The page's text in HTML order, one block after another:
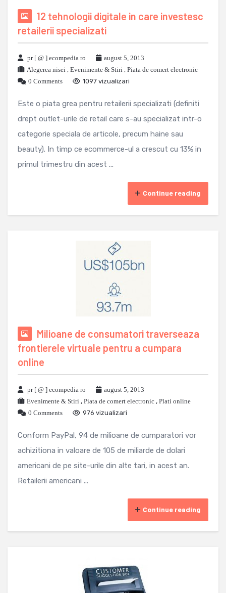
12 tehnologii digitale in care investesc
retailerii specializati
pr [ @ ] ecompedia ro
august 5, 2013
Alegerea nisei , Evenimente & Stiri , Piata de comert electronic
0 Comments
1097 vizualizari
Este o piata grea pentru retailerii specializati (definiti
drept outlet-urile de retail care s-au specializat intr-o
categorie speciala de articole, precum haine sau
beauty). In timp ce ecommerce-ul a crescut cu 13% in
primul trimestru din acest ...
Continue reading
Milioane de consumatori traverseaza
frontierele virtuale pentru a cumpara
online
pr [ @ ] ecompedia ro
august 5, 2013
Evenimente & Stiri , Piata de comert electronic , Plati online
0 Comments
976 vizualizari
Conform PayPal, 94 de milioane de cumparatori vor
achizitiona in valoare de 105 de miliarde de dolari
americani de pe site-urile din alte tari, in acest an.
Retailerii americani ...
Continue reading